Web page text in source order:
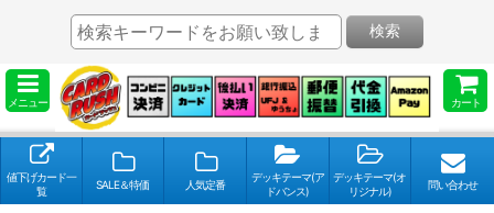
メニュー カート
検索
値下げカード一
覧
SALE＆特価 人気定番
デッキテーマ(ア
ドバンス)
デッキテーマ(オ
リジナル)
問い合わせ